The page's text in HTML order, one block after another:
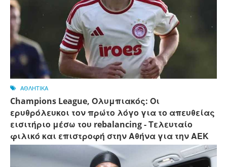
ΑΘΛΗΤΙΚΑ
Champions League, Ολυμπιακός: Οι
ερυθρόλευκοι τον πρώτο λόγο για το απευθείας
εισιτήριο μέσω του rebalancing - Τελευταίο
φιλικό και επιστροφή στην Αθήνα για την ΑΕΚ